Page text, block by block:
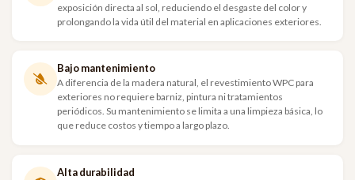
exposición directa al sol, reduciendo el desgaste del color y
prolongando la vida útil del material en aplicaciones exteriores.
Bajo mantenimiento
A diferencia de la madera natural, el revestimiento WPC para
exteriores no requiere barniz, pintura ni tratamientos
periódicos. Su mantenimiento se limita a una limpieza básica, lo
que reduce costos y tiempo a largo plazo.
Alta durabilidad